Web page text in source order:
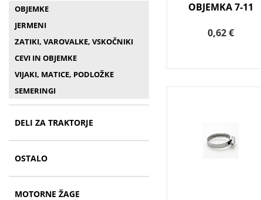
OBJEMKE
JERMENI
ZATIKI, VAROVALKE, VSKOČNIKI
CEVI IN OBJEMKE
VIJAKI, MATICE, PODLOŽKE
SEMERINGI
DELI ZA TRAKTORJE
OSTALO
MOTORNE ŽAGE
OBJEMKA 7-11
0,62 €